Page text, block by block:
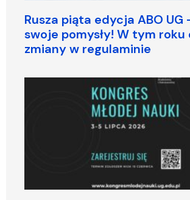
Rusza piąta edycja ABO UG
swoje pomysły! W tym roku
zmiany w regulaminie